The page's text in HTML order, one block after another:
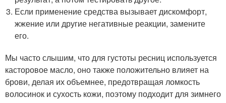
Если применение средства вызывает дискомфорт,
жжение или другие негативные реакции, замените
его.
Мы часто слышим, что для густоты ресниц используется
касторовое масло, оно также положительно влияет на
брови, делая их объемнее, предотвращая ломкость
волосинок и сухость кожи, поэтому подходит для зимнего